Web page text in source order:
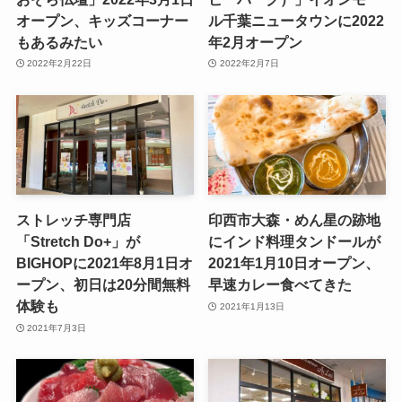
オープン、キッズコーナー
もあるみたい
2022年2月22日
ル千葉ニュータウンに2022
年2月オープン
2022年2月7日
ストレッチ専門店
「Stretch Do+」が
BIGHOPに2021年8月1日オ
ープン、初日は20分間無料
体験も
2021年7月3日
印西市大森・めん星の跡地
にインド料理タンドールが
2021年1月10日オープン、
早速カレー食べてきた
2021年1月13日